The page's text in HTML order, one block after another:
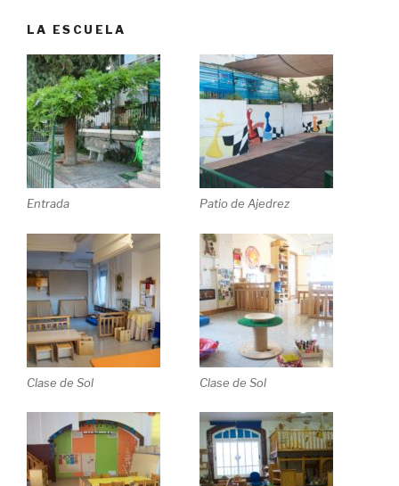
LA ESCUELA
Entrada Patio de Ajedrez
Clase de Sol Clase de Sol